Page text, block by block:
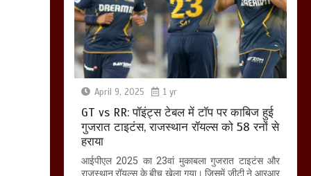
April 9, 2025 1 yr
GT vs RR: पॉइंट्स टेबल में टॉप पर काबिज हुई
गुजरात टाइटंस, राजस्थान रॉयल्स को 58 रनों से
हराया
आईपीएल 2025 का 23वां मुकाबला गुजरात टाइटंस और
राजस्थान रॉयल्स के बीच खेला गया। जिसमें जीटी ने आरआर